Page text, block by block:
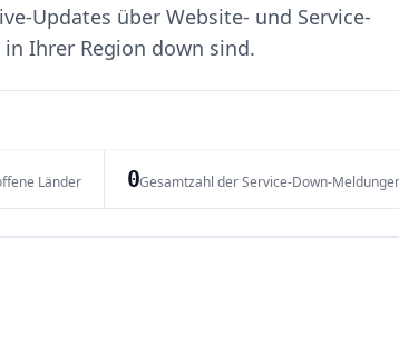
Updates über Website- und Service-
Ihrer Region down sind.
Länder 0Gesamtzahl der Service-Down-